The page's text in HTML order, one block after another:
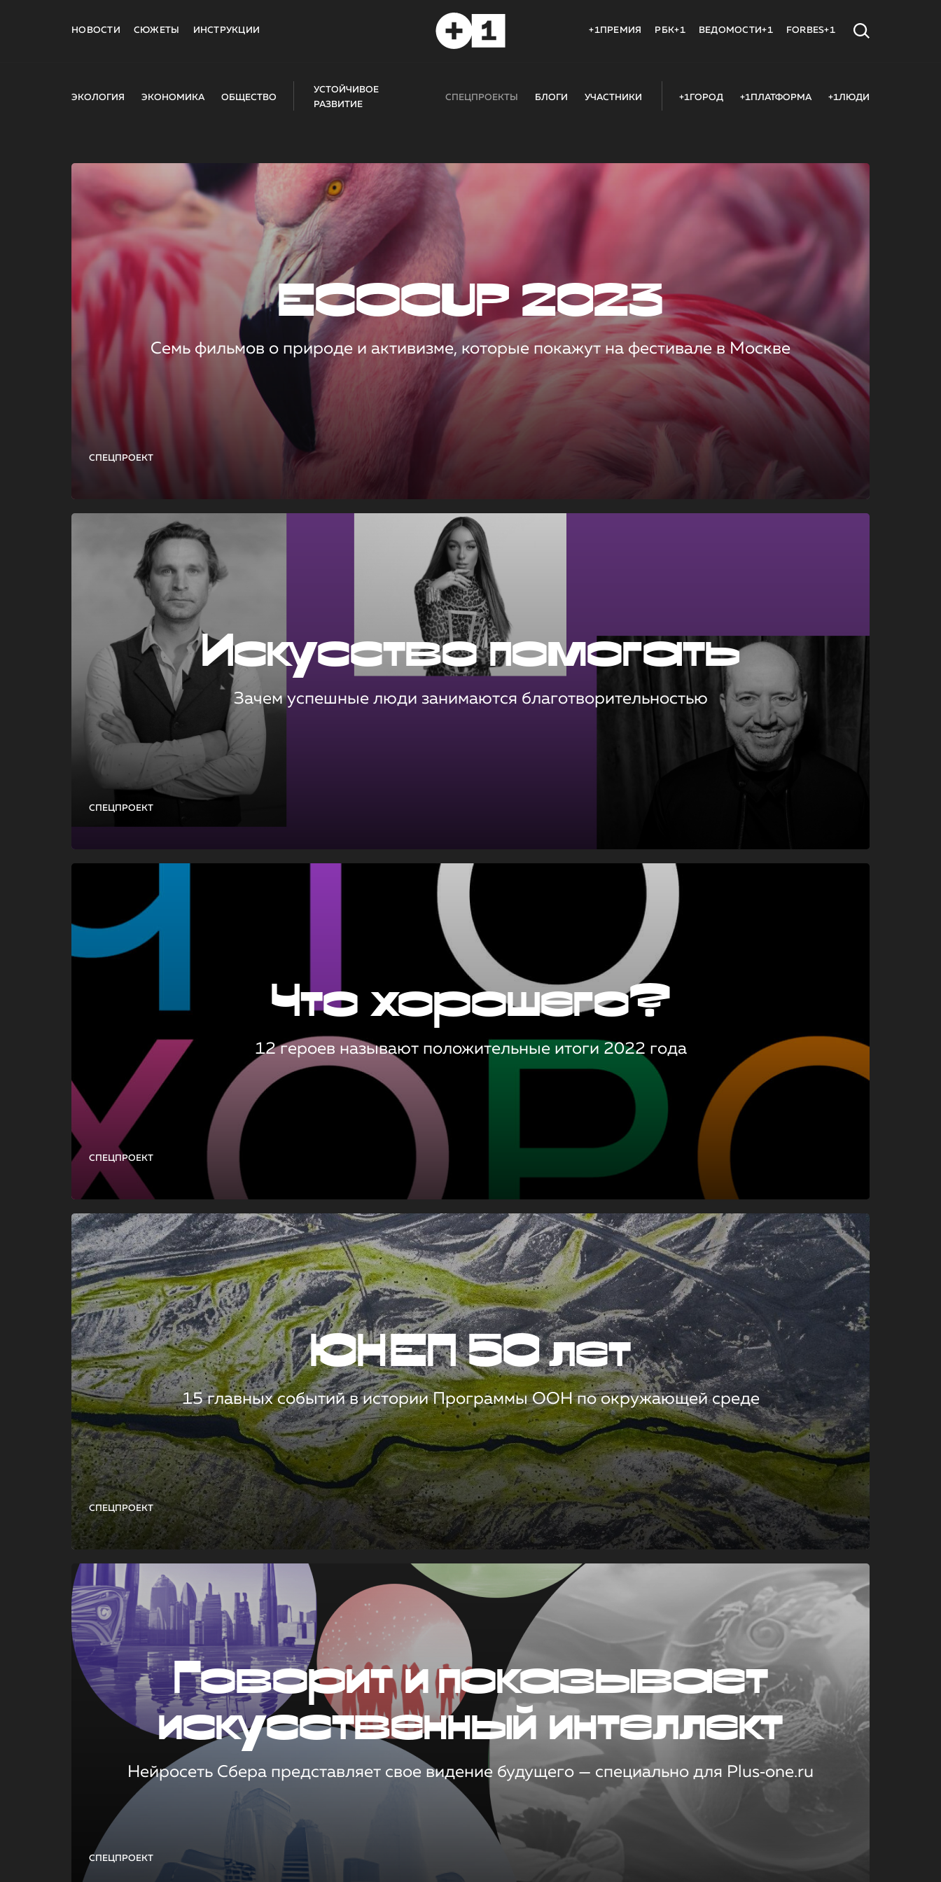
НОВОСТИ СЮЖЕТЫ ИНСТРУКЦИИ +1ПРЕМИЯ РБК+1 ВЕДОМОСТИ+1 FORBES+1
ЭКОЛОГИЯ ЭКОНОМИКА ОБЩЕСТВО
УСТОЙЧИВОЕ
РАЗВИТИЕ
СПЕЦПРОЕКТЫ БЛОГИ УЧАСТНИКИ +1ГОРОД +1ПЛАТФОРМА +1ЛЮДИ
СПЕЦПРОЕКТ
ECOCUP 2023
Семь фильмов о природе и активизме, которые покажут на фестивале в Москве
СПЕЦПРОЕКТ
Искусство помогать
Зачем успешные люди занимаются благотворительностью
СПЕЦПРОЕКТ
Что хорошего?
12 героев называют положительные итоги 2022 года
СПЕЦПРОЕКТ
ЮНЕП 50 лет
15 главных событий в истории Программы ООН по окружающей среде
СПЕЦПРОЕКТ
Говорит и показывает
искусственный интеллект
Нейросеть Сбера представляет свое видение будущего — специально для Plus‑one.ru